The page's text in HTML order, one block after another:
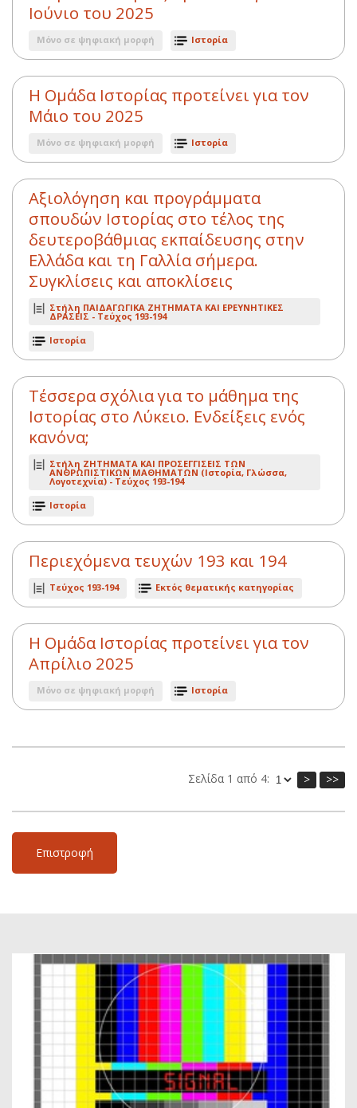
Ιούνιο του 2025
Μόνο σε ψηφιακή μορφή Ιστορία
Η Ομάδα Ιστορίας προτείνει για τον
Μάιο του 2025
Μόνο σε ψηφιακή μορφή Ιστορία
Αξιολόγηση και προγράμματα
σπουδών Ιστορίας στο τέλος της
δευτεροβάθμιας εκπαίδευσης στην
Ελλάδα και τη Γαλλία σήμερα.
Συγκλίσεις και αποκλίσεις
Στήλη ΠΑΙΔΑΓΩΓΙΚΑ ΖΗΤΗΜΑΤΑ ΚΑΙ ΕΡΕΥΝΗΤΙΚΕΣ
ΔΡΑΣΕΙΣ - Τεύχος 193-194
Ιστορία
Τέσσερα σχόλια για το μάθημα της
Ιστορίας στο Λύκειο. Ενδείξεις ενός
κανόνα;
Στήλη ΖΗΤΗΜΑΤΑ ΚΑΙ ΠΡΟΣΕΓΓΙΣΕΙΣ ΤΩΝ
ΑΝΘΡΩΠΙΣΤΙΚΩΝ ΜΑΘΗΜΑΤΩΝ (Ιστορία, Γλώσσα,
Λογοτεχνία) - Τεύχος 193-194
Ιστορία
Περιεχόμενα τευχών 193 και 194
Τεύχος 193-194 Εκτός θεματικής κατηγορίας
Η Ομάδα Ιστορίας προτείνει για τον
Απρίλιο 2025
Μόνο σε ψηφιακή μορφή Ιστορία
Σελίδα 1 από 4: > >>
Επιστροφή